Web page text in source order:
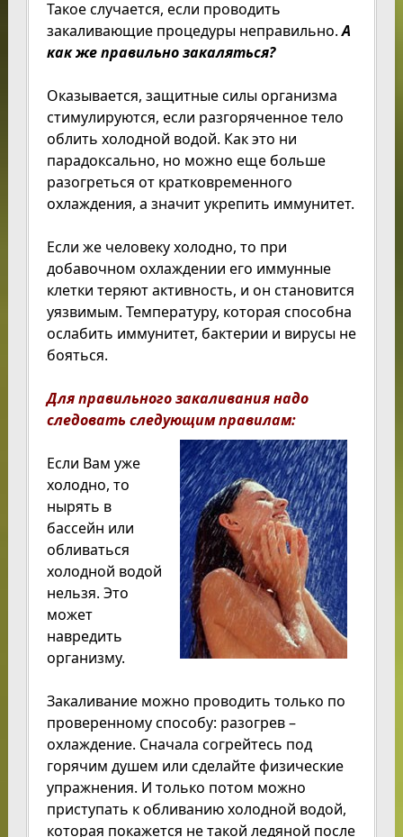
Такое случается, если проводить
закаливающие процедуры неправильно.А
как же правильно закаляться?
Оказывается, защитные силы организма
стимулируются, если разгоряченное тело
облить холодной водой. Как это ни
парадоксально, но можно еще больше
разогреться от кратковременного
охлаждения, а значит укрепить иммунитет.
Если же человеку холодно, то при
добавочном охлаждении его иммунные
клетки теряют активность, и он становится
уязвимым. Температуру, которая способна
ослабить иммунитет, бактерии и вирусы не
бояться.
Для правильного закаливаниянадо
следовать следующим правилам:
Если Вам уже
холодно, то
нырять в
бассейн или
обливаться
холодной водой
нельзя. Это
может
навредить
организму.
Закаливание можно проводить только по
проверенному способу: разогрев –
охлаждение. Сначала согрейтесь под
горячим душем или сделайте физические
упражнения. И только потом можно
приступать к обливанию холодной водой,
которая покажется не такой ледяной после